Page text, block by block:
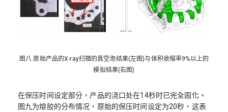
图八 原始产品的X-ray扫描的真空泡结果(左图)与体积收缩率9%以上的
模拟结果(右图)
在保压时间设定部分，产品的浇口处在14秒时已完全固化。
图九为熔胶的分布情况，原始的保压时间设定为20秒，这表